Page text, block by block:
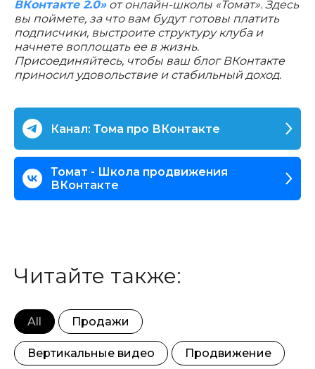
ВКонтакте 2.0»от онлайн-школы «Томат». Здесь
вы поймете, за что вам будут готовы платить
подписчики, выстроите структуру клуба и
начнете воплощать ее в жизнь.
Присоединяйтесь, чтобы ваш блог ВКонтакте
приносил удовольствие и стабильный доход.
Канал: Тома про ВКонтакте
Томат - Школа продвижения
ВКонтакте
Читайте также:
All Продажи
Вертикальные видео Продвижение